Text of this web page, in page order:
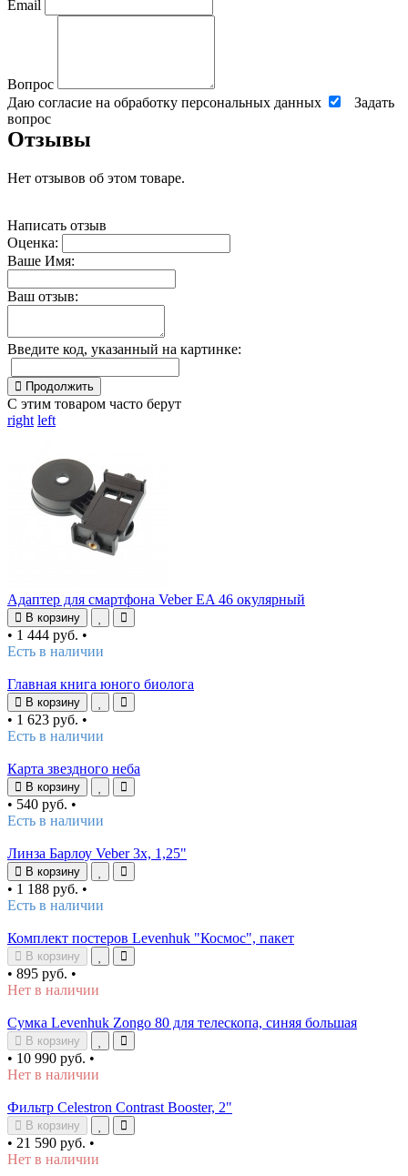
Email
Вопрос
Даю согласие на обработку персональных данных
Задать
вопрос
Отзывы
Нет отзывов об этом товаре.
Написать отзыв
Оценка:
Ваше Имя:
Ваш отзыв:
Введите код, указанный на картинке:
Продолжить
С этим товаром часто берут
right left
Адаптер для смартфона Veber EA 46 окулярный
В корзину
• 1 444 руб. •
Есть в наличии
Главная книга юного биолога
В корзину
• 1 623 руб. •
Есть в наличии
Карта звездного неба
В корзину
• 540 руб. •
Есть в наличии
Линза Барлоу Veber 3х, 1,25"
В корзину
• 1 188 руб. •
Есть в наличии
Комплект постеров Levenhuk "Космос", пакет
В корзину
• 895 руб. •
Нет в наличии
Сумка Levenhuk Zongo 80 для телескопа, синяя большая
В корзину
• 10 990 руб. •
Нет в наличии
Фильтр Celestron Contrast Booster, 2"
В корзину
• 21 590 руб. •
Нет в наличии